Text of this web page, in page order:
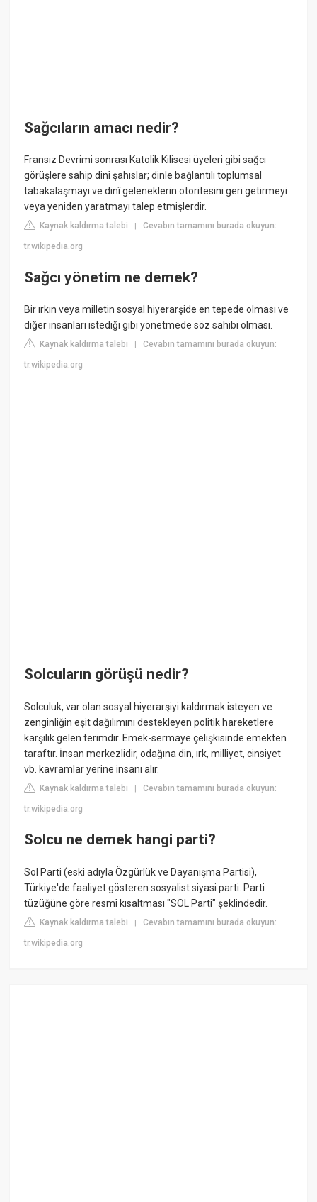
Sağcıların amacı nedir?
Fransız Devrimi sonrası Katolik Kilisesi üyeleri gibi sağcı
görüşlere sahip dinî şahıslar; dinle bağlantılı toplumsal
tabakalaşmayı ve dinî geleneklerin otoritesini geri getirmeyi
veya yeniden yaratmayı talep etmişlerdir.
Kaynak kaldırma talebi |Cevabın tamamını burada okuyun:
tr.wikipedia.org
Sağcı yönetim ne demek?
Bir ırkın veya milletin sosyal hiyerarşide en tepede olması ve
diğer insanları istediği gibi yönetmede söz sahibi olması.
Kaynak kaldırma talebi |Cevabın tamamını burada okuyun:
tr.wikipedia.org
Solcuların görüşü nedir?
Solculuk, var olan sosyal hiyerarşiyi kaldırmak isteyen ve
zenginliğin eşit dağılımını destekleyen politik hareketlere
karşılık gelen terimdir. Emek-sermaye çelişkisinde emekten
taraftır. İnsan merkezlidir, odağına din, ırk, milliyet, cinsiyet
vb. kavramlar yerine insanı alır.
Kaynak kaldırma talebi |Cevabın tamamını burada okuyun:
tr.wikipedia.org
Solcu ne demek hangi parti?
Sol Parti (eski adıyla Özgürlük ve Dayanışma Partisi),
Türkiye'de faaliyet gösteren sosyalist siyasi parti. Parti
tüzüğüne göre resmî kısaltması "SOL Parti" şeklindedir.
Kaynak kaldırma talebi |Cevabın tamamını burada okuyun:
tr.wikipedia.org